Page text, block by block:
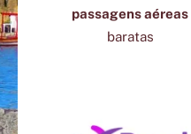
passagens aéreas
baratas